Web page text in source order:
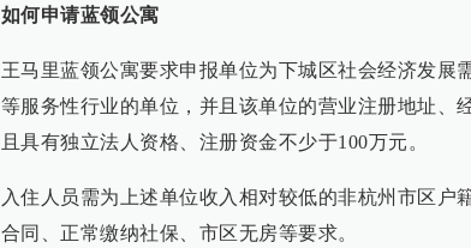
如何申请蓝领公寓
王马里蓝领公寓要求申报单位为下城区社会经济发展
等服务性行业的单位，并且该单位的营业注册地址、
且具有独立法人资格、注册资金不少于100万元。
入住人员需为上述单位收入相对较低的非杭州市区户
合同、正常缴纳社保、市区无房等要求。